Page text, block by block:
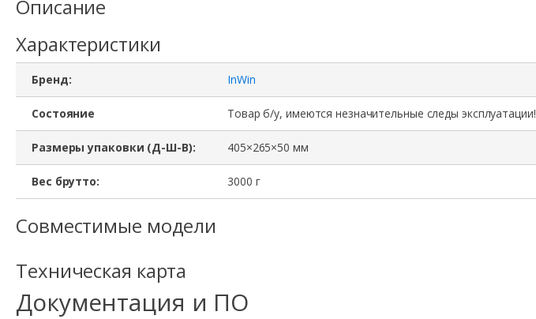
Описание
Характеристики
Бренд: InWin
Состояние Товар б/у, имеются незначительные следы эксплуатации!
Размеры упаковки (Д-Ш-В): 405×265×50 мм
Вес брутто: 3000 г
Совместимые модели
Техническая карта
Документация и ПО